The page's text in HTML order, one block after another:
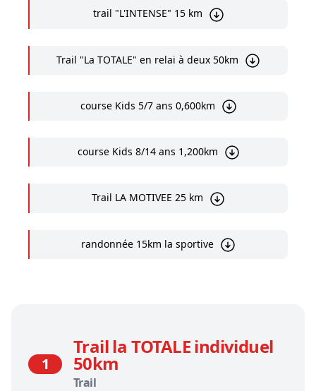
trail "L'INTENSE" 15 km
Trail "La TOTALE" en relai à deux 50km
course Kids 5/7 ans 0,600km
course Kids 8/14 ans 1,200km
Trail LA MOTIVEE 25 km
randonnée 15km la sportive
1
Trail la TOTALE individuel
50km
Trail